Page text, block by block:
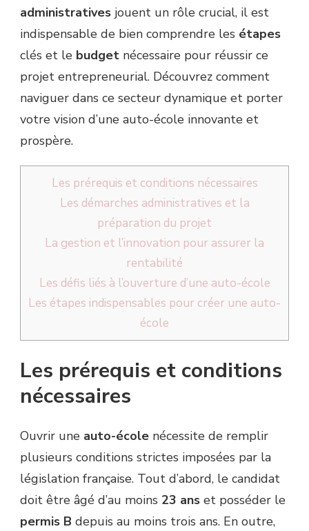
administratives jouent un rôle crucial, il est
indispensable de bien comprendre les étapes
clés et le budget nécessaire pour réussir ce
projet entrepreneurial. Découvrez comment
naviguer dans ce secteur dynamique et porter
votre vision d’une auto-école innovante et
prospère.
Les prérequis et conditions nécessaires
Les démarches administratives et la
préparation du projet
La gestion et l’innovation pour assurer la
rentabilité
Les défis liés à l’ouverture d’une auto-école
Les étapes indispensables pour créer une auto-
école
Les prérequis et conditions
nécessaires
Ouvrir une auto-école nécessite de remplir
plusieurs conditions strictes imposées par la
législation française. Tout d’abord, le candidat
doit être âgé d’au moins 23 ans et posséder le
permis B depuis au moins trois ans. En outre,